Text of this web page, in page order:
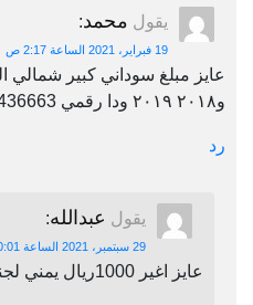
يقول محمد:
19 فبراير، 2021 الساعة 2:17 ص
و٢٠١٨ ٢٠١٩ ودا رقمي 01125436663
رد
يقول عبدالله:
29 سبتمبر، 2021 الساعة 10:01 ص
عايز اغير 1000ريال يمني لجنيه مصري